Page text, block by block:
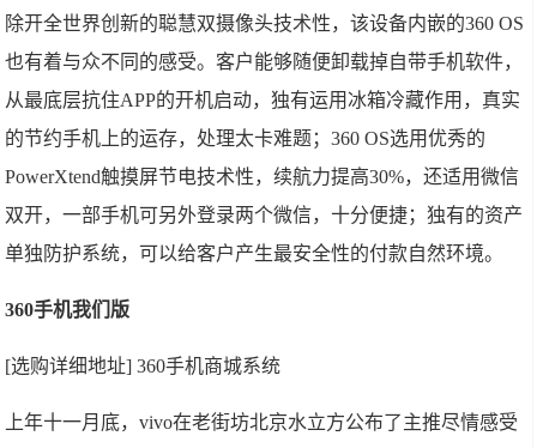
除开全世界创新的聪慧双摄像头技术性，该设备内嵌的360 OS
也有着与众不同的感受。客户能够随便卸载掉自带手机软件，
从最底层抗住APP的开机启动，独有运用冰箱冷藏作用，真实
的节约手机上的运存，处理太卡难题；360 OS选用优秀的
PowerXtend触摸屏节电技术性，续航力提高30%，还适用微信
双开，一部手机可另外登录两个微信，十分便捷；独有的资产
单独防护系统，可以给客户产生最安全性的付款自然环境。
360手机我们版
[选购详细地址] 360手机商城系统
上年十一月底，vivo在老街坊北京水立方公布了主推尽情感受